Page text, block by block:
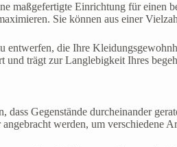
maßgefertigte Einrichtung für
Sie können aus einer
entwerfen, die Ihre
trägt zur Langlebigkeit Ihres
Gegenstände durcheinander
werden, um verschiedene